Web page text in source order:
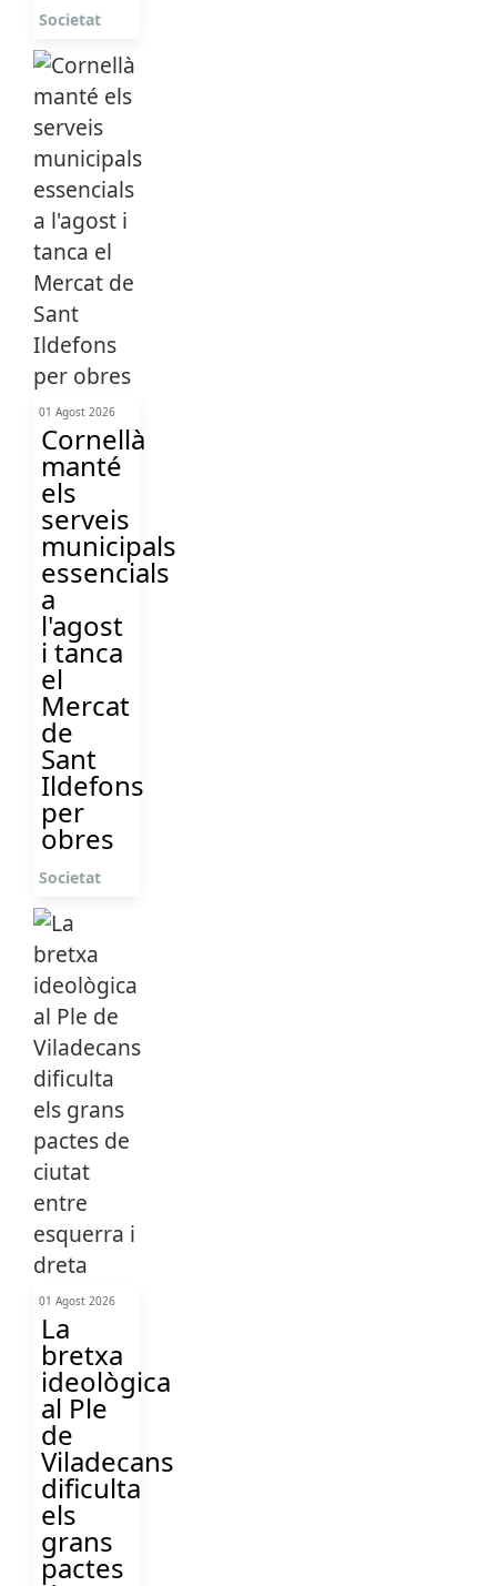
Societat
01 Agost 2026
Cornellà
manté
els
serveis
municipals
essencials
a
l'agost
i tanca
el
Mercat
de
Sant
Ildefons
per
obres
Societat
01 Agost 2026
La
bretxa
ideològica
al Ple
de
Viladecans
dificulta
els
grans
pactes